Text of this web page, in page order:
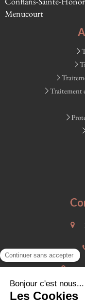
Menucourt
Traitement